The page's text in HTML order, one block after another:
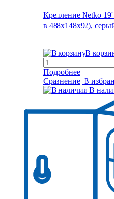
Крепление Netko
в 488х148х92),
В
Подробнее
Сравнение В
В